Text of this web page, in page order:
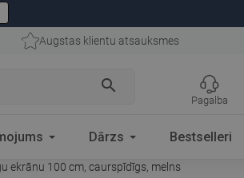
Augstas klientu atsauksmes
search
Pagalba
Dārzs Bestselleri
ekrānu 100 cm, caurspīdīgs, melns